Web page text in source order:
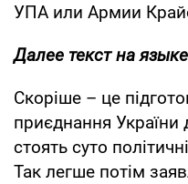
УПА или Армии
Далее текст на
Скоріше – це
приєднання
стоять суто
Так легше потім